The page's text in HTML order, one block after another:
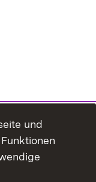
und